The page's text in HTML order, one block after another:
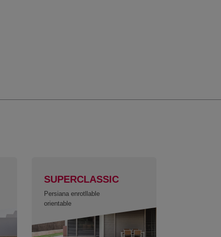
SUPERCLASSIC
Persiana enrotllable
orientable